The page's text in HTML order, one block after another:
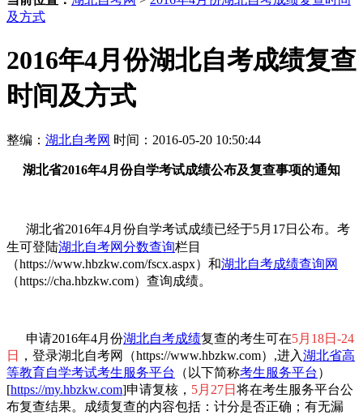
及方式
2016年4月份湖北自考成绩复查
时间及方式
整编： 湖北自考网 时间：2016-05-20 10:50:44
湖北省2016年4月份自学考试成绩公布及复查事项的通知
湖北省2016年4月份自学考试成绩已经于5月17日公布。考
生可登陆湖北自考网分数查询栏目
（https://www.hbzkw.com/fscx.aspx）和湖北自考成绩查询网
（https://cha.hbzkw.com）查询成绩。
申请2016年4月份湖北自考成绩复查的考生可在5月18日-24
日
，登录湖北自考网（https://www.hbzkw.com）,进入湖北省高
等教育自学考试考生服务平台
（以下简称考生服务平台 ）
[https://my.hbzkw.com]申请复核， 5月27日 将在考生服务平台公
布复查结果。成绩复查的内容包括：计分是否正确；有无漏